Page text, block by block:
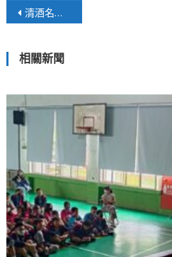
文
導
覽
清酒名匠聯名之作！永山酒造與大瀧酒業推出頂級奔億純米大吟釀
相關新聞